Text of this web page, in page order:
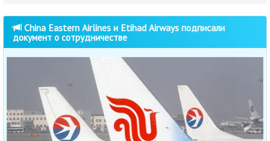
China Eastern Airlines и Etihad Airways подписали
документ о сотрудничестве